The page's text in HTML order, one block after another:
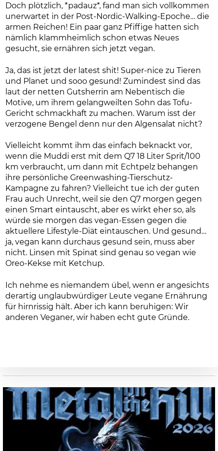
Doch plötzlich, *padauz*, fand man sich vollkommen
unerwartet in der Post-Nordic-Walking-Epoche… die
armen Reichen! Ein paar ganz Pfiffige hatten sich
nämlich klammheimlich schon etwas Neues
gesucht, sie ernähren sich jetzt vegan.
Ja, das ist jetzt der latest shit! Super-nice zu Tieren
und Planet und sooo gesund! Zumindest sind das
laut der netten Gutsherrin am Nebentisch die
Motive, um ihrem gelangweilten Sohn das Tofu-
Gericht schmackhaft zu machen. Warum isst der
verzogene Bengel denn nur den Algensalat nicht?
Vielleicht kommt ihm das einfach beknackt vor,
wenn die Muddi erst mit dem Q7 18 Liter Sprit/100
km verbraucht, um dann mit Echtpelz behangen
ihre persönliche Greenwashing-Tierschutz-
Kampagne zu fahren? Vielleicht tue ich der guten
Frau auch Unrecht, weil sie den Q7 morgen gegen
einen Smart eintauscht, aber es wirkt eher so, als
würde sie morgen das vegan-Essen gegen die
aktuellere Lifestyle-Diät eintauschen. Und gesund…
ja, vegan kann durchaus gesund sein, muss aber
nicht. Linsen mit Spinat sind genau so vegan wie
Oreo-Kekse mit Ketchup.
Ich nehme es niemandem übel, wenn er angesichts
derartig unglaubwürdiger Leute vegane Ernährung
für hirnrissig hält. Aber ich kann beruhigen: Wir
anderen Veganer, wir haben echt gute Gründe.